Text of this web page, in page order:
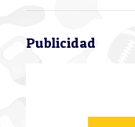
Publicidad